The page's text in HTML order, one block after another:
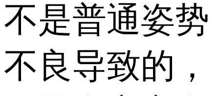
不是普通姿势
不良导致的，